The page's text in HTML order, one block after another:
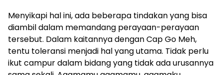
Menyikapi hal ini, ada beberapa tindakan yang bisa
diambil dalam memandang perayaan-perayaan
tersebut. Dalam kaitannya dengan Cap Go Meh,
tentu toleransi menjadi hal yang utama. Tidak perlu
ikut campur dalam bidang yang tidak ada urusannya